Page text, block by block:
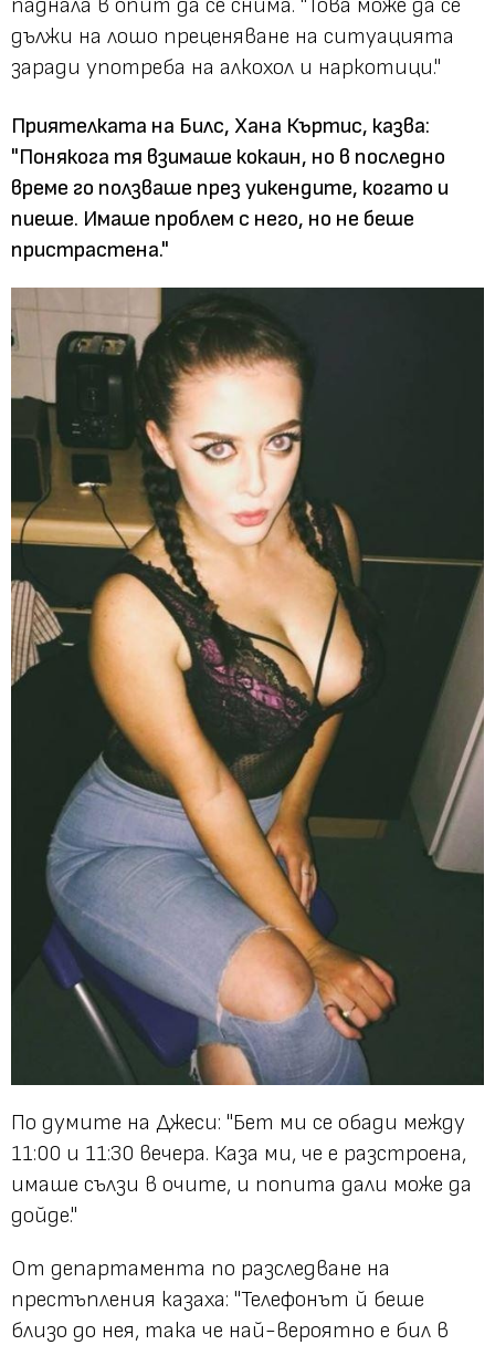
паднала в опит да се снима. "Това може да се
дължи на лошо преценяване на ситуацията
заради употреба на алкохол и наркотици."
Приятелката на Билс, Хана Къртис, казва:
"Понякога тя взимаше кокаин, но в последно
време го ползваше през уикендите, когато и
пиеше. Имаше проблем с него, но не беше
пристрастена."
По думите на Джеси: "Бет ми се обади между
11:00 и 11:30 вечера. Каза ми, че е разстроена,
имаше сълзи в очите, и попита дали може да
дойде."
От департамента по разследване на
престъпления казаха: "Телефонът й беше
близо до нея, така че най-вероятно е бил в